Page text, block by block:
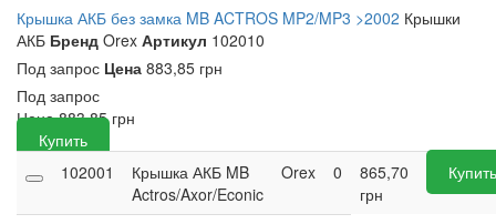
Крышка АКБ без замка MB ACTROS MP2/MP3 >2002 Крышки
АКБ Бренд Orex Артикул 102010
Под запрос Цена 883,85 грн
Под запрос
Цена 883,85грн
Купить
102001
Крышка АКБ MB
Actros/Axor/Econic
Orex 0
865,70
грн
Купить